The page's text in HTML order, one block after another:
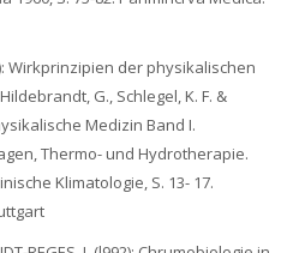
Wirkprinzipien der physikalischen
G., Schlegel, K. F. &
Medizin Band I.
Thermo- und Hydrotherapie.
Klimatologie, S. 13- 17.